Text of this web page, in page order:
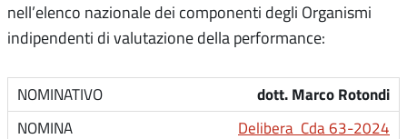
nell’elenco nazionale dei componenti degli Organismi
indipendenti di valutazione della performance:
dott. Marco Rotondi
Delibera Cda 63-2024